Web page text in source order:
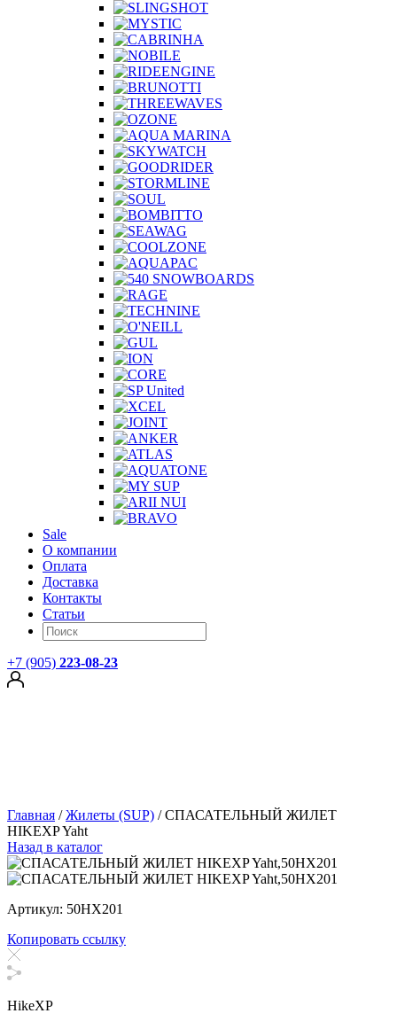
Sale
О компании
Оплата
Доставка
Контакты
Статьи
+7 (905) 223-08-23
Главная /Жилеты (SUP) /СПАСАТЕЛЬНЫЙ ЖИЛЕТ
HIKEXP Yaht
Назад в каталог
Артикул: 50HX201
Копировать ссылку
HikeXP